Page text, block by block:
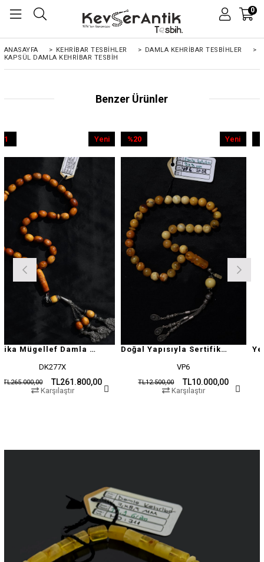
0
ANASAYFA > KEHRIBAR TESBIHLER > DAMLA KEHRİBAR TESBİHLER
>
KAPSÜL DAMLA KEHRIBAR TESBIH
Benzer Ürünler
Antika Mügellef Damla Kehribar Tesbih
TL261.800,00
Doğal Yapısıyla Sertifikalı Damla Kehribar Tesbih
TL10.000,00
TL12.500,00
%20
Karşılaştır
%9
%9İndirim